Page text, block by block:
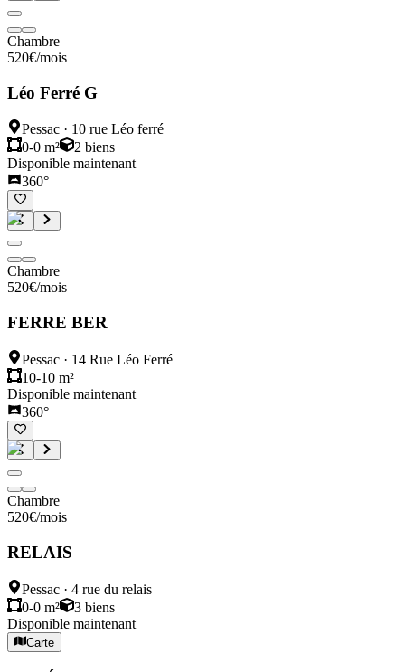
Chambre
520€/mois
Léo Ferré G
Pessac · 10 rue Léo ferré
0-0 m²
2 biens
Disponible maintenant
360°
Chambre
520€/mois
FERRE BER
Pessac · 14 Rue Léo Ferré
10-10 m²
Disponible maintenant
360°
Chambre
520€/mois
RELAIS
Pessac · 4 rue du relais
0-0 m²
3 biens
Disponible maintenant
Carte